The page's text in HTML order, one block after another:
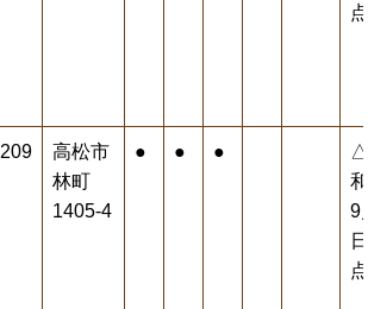
209
高松市
林町
1405-4
● ● ●
△
9